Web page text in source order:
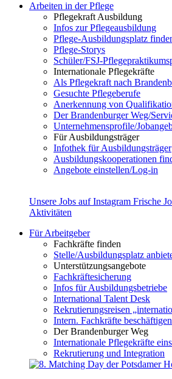
Arbeiten in der Pflege
Pflegekraft Ausbildung
Infos zur Pflegeausbildung
Pflege-Ausbildungsplatz
Pflege-Storys
Schüler/FSJ-
Internationale Pflegekräfte
Als Pflegekraft nach
Gesuchte Pflegeberufe
Anerkennung von
Der Brandenburger Weg/
Unternehmensprofile/
Für Ausbildungsträger
Infothek für Ausbildungsträger
Ausbildungskooperationen
Angebote einstellen/Log-in
Unsere Jobs auf Instagram Frische
Aktivitäten
Für Arbeitgeber
Fachkräfte finden
Stelle/Ausbildungsplatz
Unterstützungsangebote
Fachkräftesicherung
Infos für Ausbildungsbetriebe
International Talent Desk
Rekrutierungsreisen
Intern. Fachkräfte beschäftigen
Der Brandenburger Weg
Internationale Pflegekräfte
Rekrutierung und Integration